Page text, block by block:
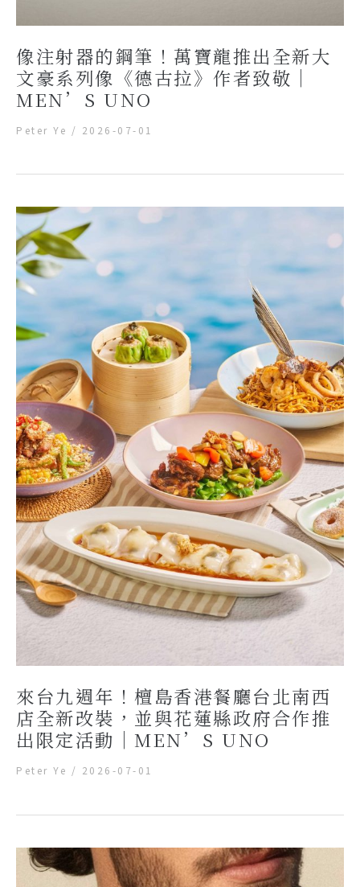
像注射器的鋼筆！萬寶龍推出全新大
文豪系列像《德古拉》作者致敬｜
MEN’S UNO
Peter Ye / 2026-07-01
來台九週年！檀島香港餐廳台北南西
店全新改裝，並與花蓮縣政府合作推
出限定活動｜MEN’S UNO
Peter Ye / 2026-07-01